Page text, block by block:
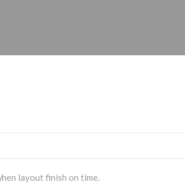
layout finish on time.